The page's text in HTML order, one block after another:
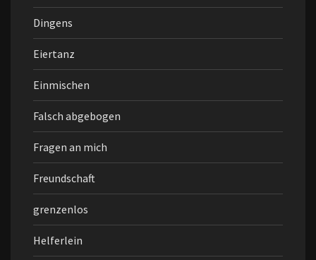
Dingens
Eiertanz
Einmischen
Falsch abgebogen
Fragen an mich
Freundschaft
grenzenlos
Helferlein